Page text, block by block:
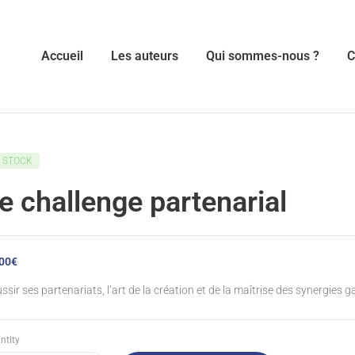
Accueil Les auteurs Qui sommes-nous ?
challenge partenarial
€
ses partenariats, l’art de la création et de la maîtrise des synergies